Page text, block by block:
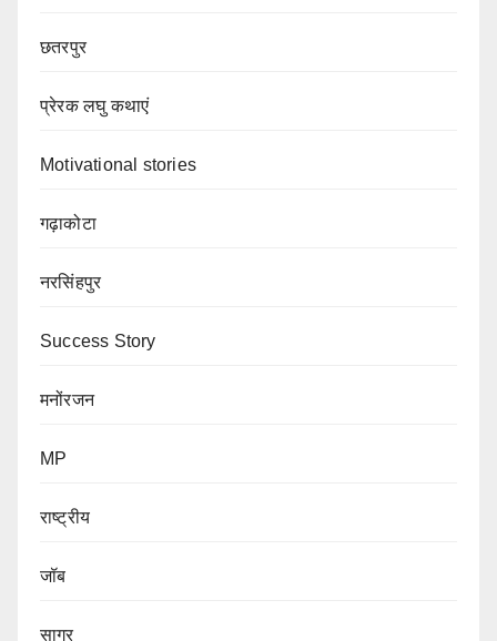
छतरपुर
प्रेरक लघु कथाएं
Motivational stories
गढ़ाकोटा
नरसिंहपुर
Success Story
मनोंरजन
MP
राष्ट्रीय
जॉब
सागर